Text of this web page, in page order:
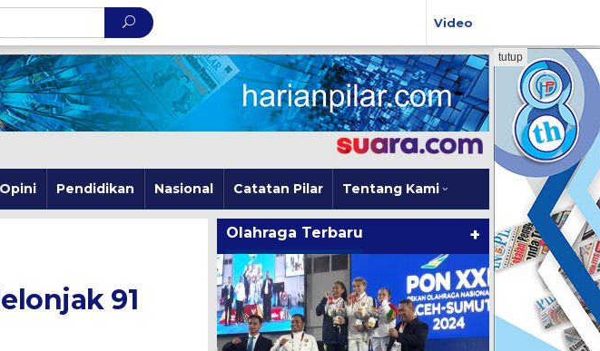
Video
Opini Pendidikan Nasional Catatan Pilar Tentang Kami
tutup
91
Olahraga Terbaru +